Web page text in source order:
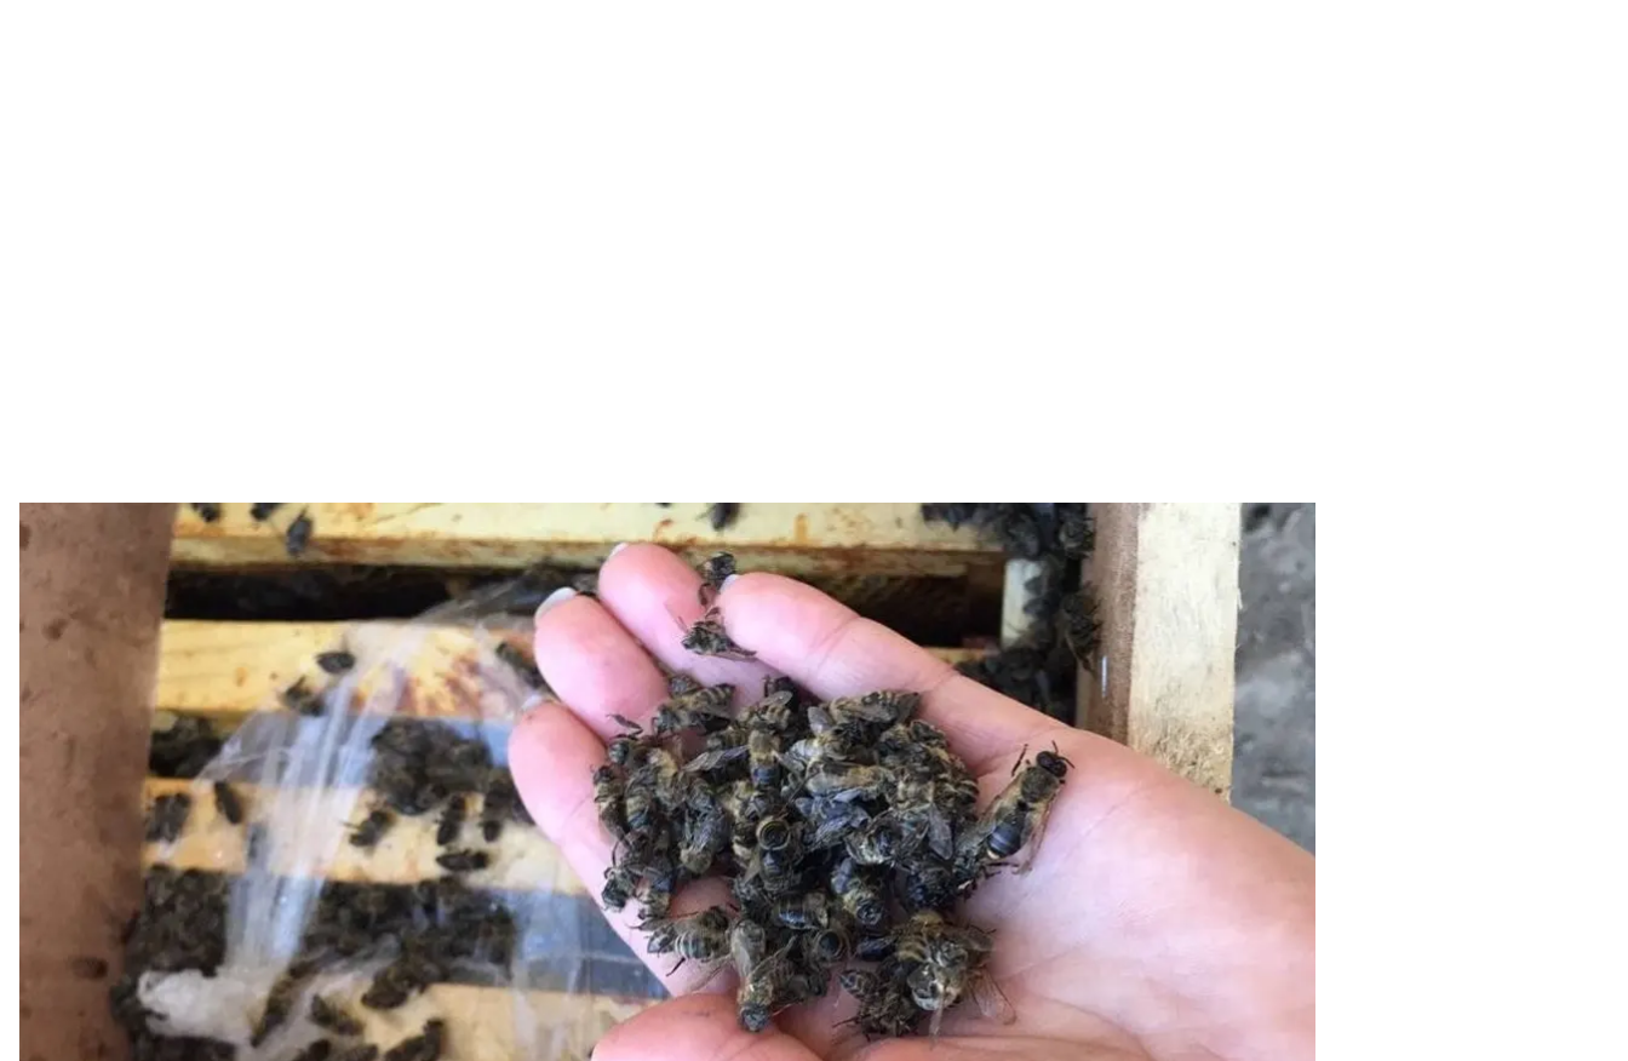
Бджоли, які «Укрпошта» везла із Закарпаття
Віталій Глагола/Telegram
Пасічники із Закарпаття відправили 8 мільйонів бджіл до замовників через «Укрпошту», однак всі вони загинули. Комах мали
перевозити у спеціальних умовах, натомість перевізник помістив їх у звичайну вантажівку. Тепер бджолярі хочуть судитися з
«Укрпоштою». Там запевняють ㅡ таке сталося вперше.
Про це повідомив журналістВіталій Глаголата пресслужба
«Укрпошти».
Бджолярі з міст Іршава і Виноградів, що у Закарпатській області, надіслали «Укрпоштою» спеціальні пакети із бджолами,
маткою і спеціальним розплодом. Таке замовлення не є незвичним: «Укрпошта» щорічно в сезон транспортує бджіл на
прохання пасічників.
До замовників комахи мали їхати у спеціальних умовах, але працівники «Укрпошти» помістили пакети з бджолами у
звичайну вантажівку Hyundai.